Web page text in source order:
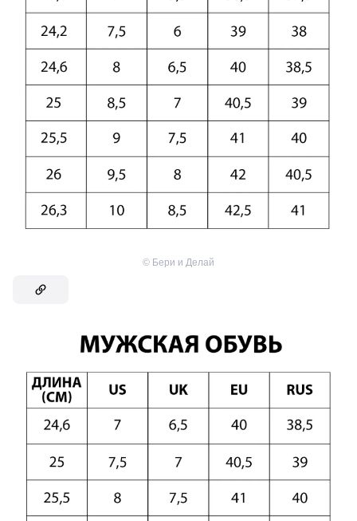
© Бери и Делай